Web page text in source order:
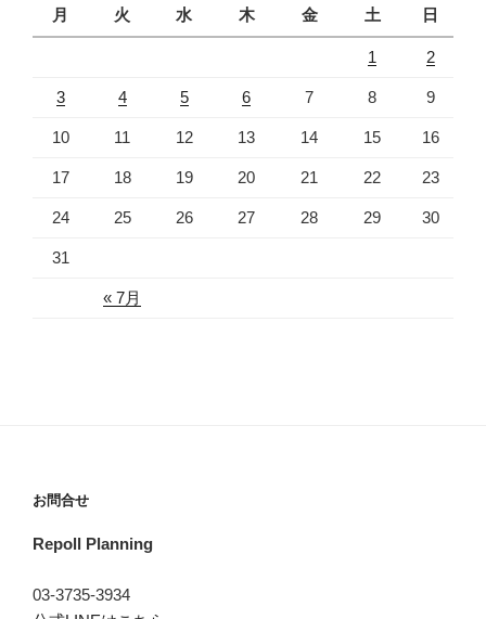
月
火 水 木 金 土 日
« 7月
1 2
3 4 5 6 7 8 9
10 11 12 13 14 15 16
17 18 19 20 21 22 23
24 25 26 27 28 29 30
31
お問合せ
Repoll Planning
03-3735-3934